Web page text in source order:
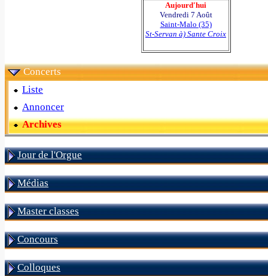
Aujourd'hui
Vendredi 7 Août
Saint-Malo (35)
St-Servan à) Sante Croix
Concerts
Liste
Annoncer
Archives
Jour de l'Orgue
Médias
Master classes
Concours
Colloques